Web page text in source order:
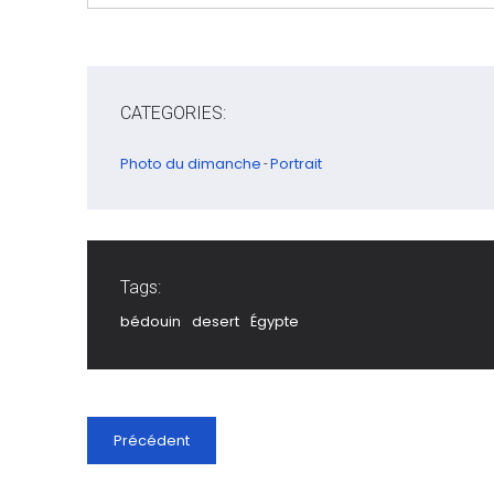
CATEGORIES:
Photo du dimanche -Portrait
Tags:
bédouin desert Égypte
Précédent